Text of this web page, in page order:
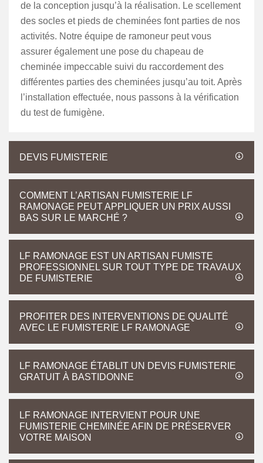
de la conception jusqu’à la réalisation. Le scellement
des socles et pieds de cheminées font parties de nos
activités. Notre équipe de ramoneur peut vous
assurer également une pose du chapeau de
cheminée impeccable suivi du raccordement des
différentes parties des cheminées jusqu’au toit. Après
l’installation effectuée, nous passons à la vérification
du test de fumigène.
DEVIS FUMISTERIE
COMMENT L’ARTISAN FUMISTERIE LF
RAMONAGE PEUT APPLIQUER UN PRIX AUSSI
BAS SUR LE MARCHÉ ?
LF RAMONAGE EST UN ARTISAN FUMISTE
PROFESSIONNEL SUR TOUT TYPE DE TRAVAUX
DE FUMISTERIE
PROFITER DES INTERVENTIONS DE QUALITÉ
AVEC LE FUMISTERIE LF RAMONAGE
LF RAMONAGE ÉTABLIT UN DEVIS FUMISTERIE
GRATUIT À BASTIDONNE
LF RAMONAGE INTERVIENT POUR UNE
FUMISTERIE CHEMINÉE AFIN DE PRÉSERVER
VOTRE MAISON